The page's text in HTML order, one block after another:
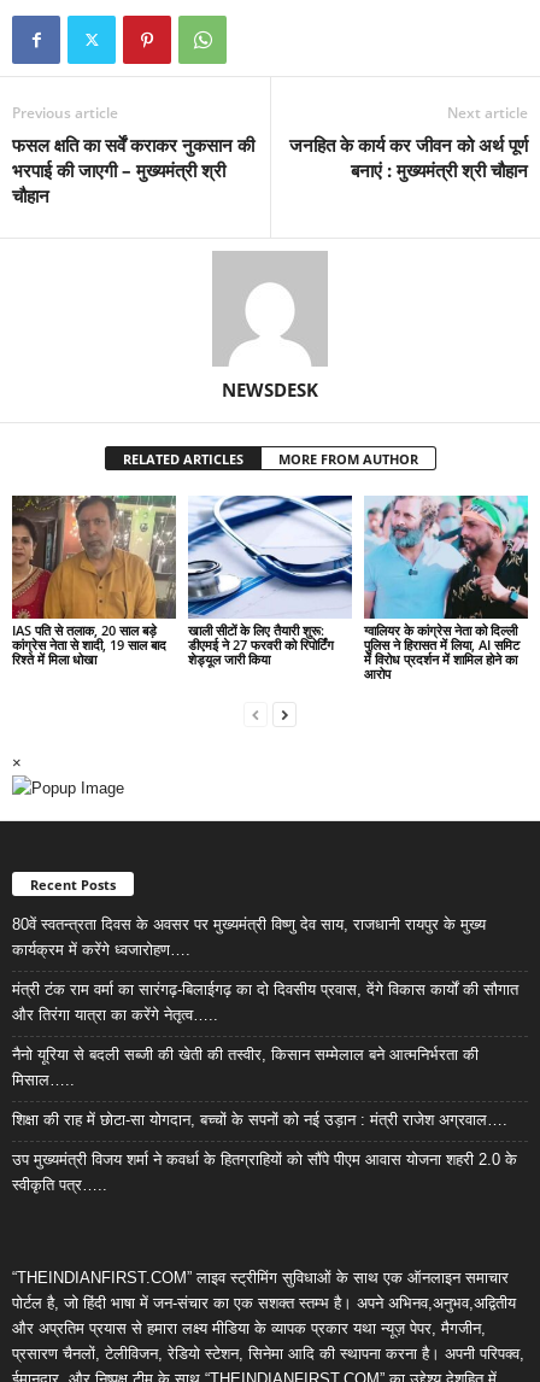
Previous article
फसल क्षति का सर्वें कराकर नुकसान की
भरपाई की जाएगी – मुख्यमंत्री श्री
चौहान
Next article
जनहित के कार्य कर जीवन को अर्थ पूर्ण
बनाएं : मुख्यमंत्री श्री चौहान
NEWSDESK
RELATED ARTICLES MORE FROM AUTHOR
IAS पति से तलाक, 20 साल बड़े
कांग्रेस नेता से शादी, 19 साल बाद
रिश्ते में मिला धोखा
खाली सीटों के लिए तैयारी शुरू:
डीएमई ने 27 फरवरी को रिपोर्टिंग
शेड्यूल जारी किया
ग्वालियर के कांग्रेस नेता को दिल्ली
पुलिस ने हिरासत में लिया, AI समिट
में विरोध प्रदर्शन में शामिल होने का
आरोप
×
Recent Posts
80वें स्वतन्त्रता दिवस के अवसर पर मुख्यमंत्री विष्णु देव साय, राजधानी रायपुर के मुख्य
कार्यक्रम में करेंगे ध्वजारोहण….
मंत्री टंक राम वर्मा का सारंगढ़-बिलाईगढ़ का दो दिवसीय प्रवास, देंगे विकास कार्यों की सौगात
और तिरंगा यात्रा का करेंगे नेतृत्व…..
नैनो यूरिया से बदली सब्जी की खेती की तस्वीर, किसान सम्मेलाल बने आत्मनिर्भरता की
मिसाल…..
शिक्षा की राह में छोटा-सा योगदान, बच्चों के सपनों को नई उड़ान : मंत्री राजेश अग्रवाल….
उप मुख्यमंत्री विजय शर्मा ने कवर्धा के हितग्राहियों को सौंपे पीएम आवास योजना शहरी 2.0 के
स्वीकृति पत्र…..
“THEINDIANFIRST.COM” लाइव स्ट्रीमिंग सुविधाओं के साथ एक ऑनलाइन समाचार
पोर्टल है, जो हिंदी भाषा में जन-संचार का एक सशक्त स्तम्भ है। अपने अभिनव,अनुभव,अद्वितीय
और अप्रतिम प्रयास से हमारा लक्ष्य मीडिया के व्यापक प्रकार यथा न्यूज़ पेपर, मैगजीन,
प्रसारण चैनलों, टेलीविजन, रेडियो स्टेशन, सिनेमा आदि की स्थापना करना है। अपनी परिपक्व,